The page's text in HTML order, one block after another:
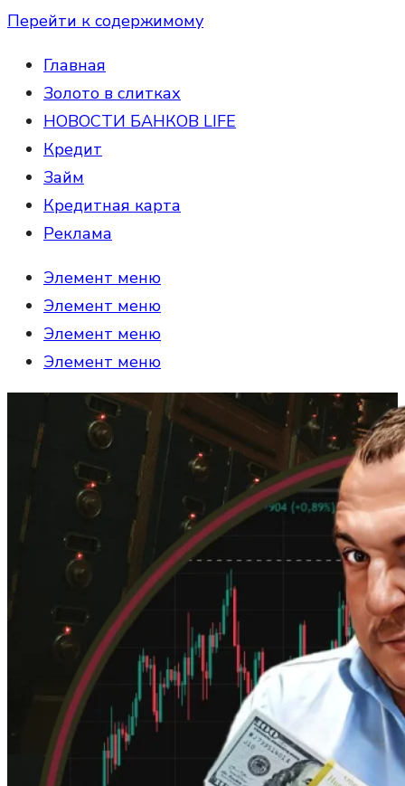
Перейти к содержимому
Главная
Золото в слитках
НОВОСТИ БАНКОВ LIFE
Кредит
Займ
Кредитная карта
Реклама
Элемент меню
Элемент меню
Элемент меню
Элемент меню